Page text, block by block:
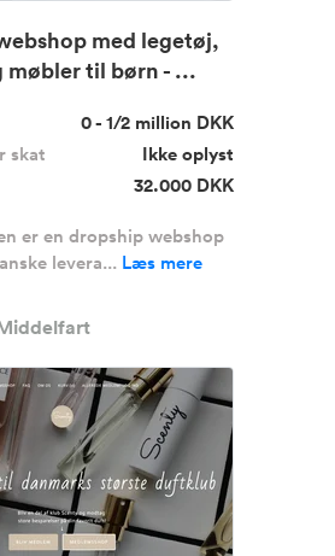
med legetøj,
møbler til børn - ...
0 - 1/2 million DKK
skat
Ikke oplyst
32.000 DKK
er en dropship webshop
levera... Læs mere